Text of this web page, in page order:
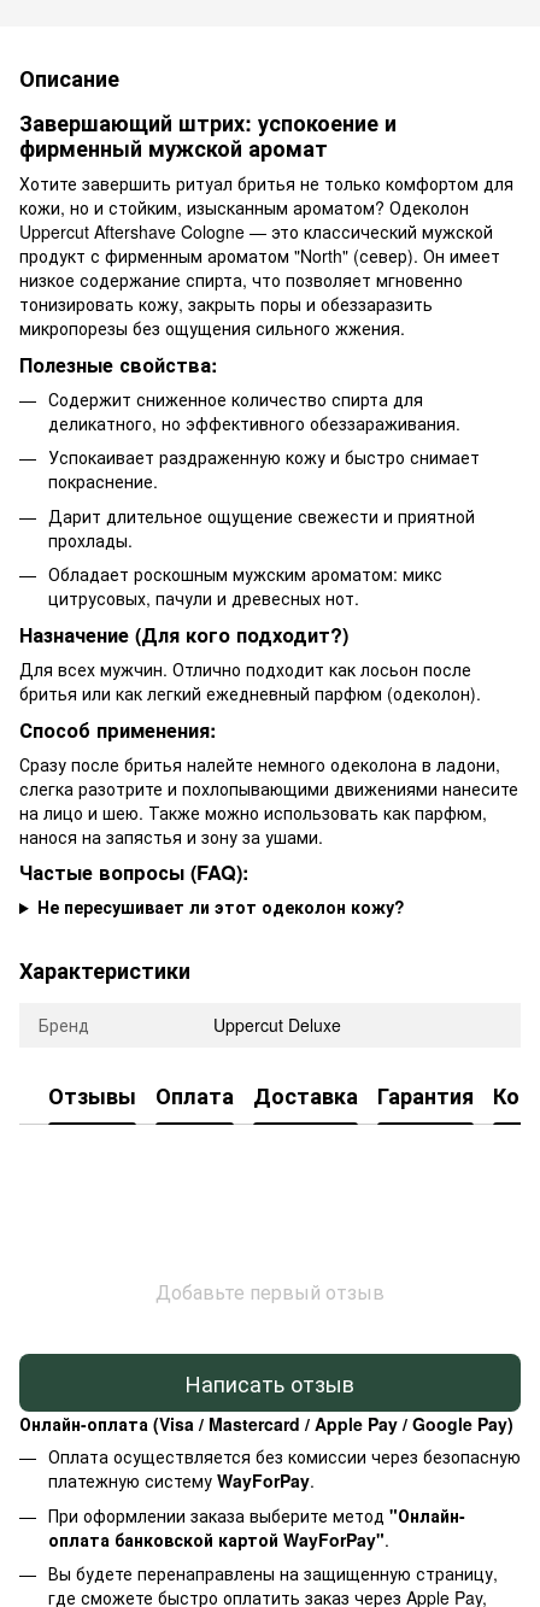
Описание
Завершающий штрих: успокоение и
фирменный мужской аромат
Хотите завершить ритуал бритья не только комфортом для
кожи, но и стойким, изысканным ароматом? Одеколон
Uppercut Aftershave Cologne — это классический мужской
продукт с фирменным ароматом "North" (север). Он имеет
низкое содержание спирта, что позволяет мгновенно
тонизировать кожу, закрыть поры и обеззаразить
микропорезы без ощущения сильного жжения.
Полезные свойства:
Содержит сниженное количество спирта для
деликатного, но эффективного обеззараживания.
Успокаивает раздраженную кожу и быстро снимает
покраснение.
Дарит длительное ощущение свежести и приятной
прохлады.
Обладает роскошным мужским ароматом: микс
цитрусовых, пачули и древесных нот.
Назначение (Для кого подходит?)
Для всех мужчин. Отлично подходит как лосьон после
бритья или как легкий ежедневный парфюм (одеколон).
Способ применения:
Сразу после бритья налейте немного одеколона в ладони,
слегка разотрите и похлопывающими движениями нанесите
на лицо и шею. Также можно использовать как парфюм,
нанося на запястья и зону за ушами.
Частые вопросы (FAQ):
Не пересушивает ли этот одеколон кожу?
Характеристики
Бренд Uppercut Deluxe
Отзывы Оплата Доставка Гарантия
Добавьте первый отзыв
Написать отзыв
Онлайн-оплата (Visa / Mastercard / Apple Pay / Google Pay)
Оплата осуществляется без комиссии через безопасную
платежную систему WayForPay.
При оформлении заказа выберите метод "Онлайн-
оплата банковской картой WayForPay".
Вы будете перенаправлены на защищенную страницу,
где сможете быстро оплатить заказ через Apple Pay,